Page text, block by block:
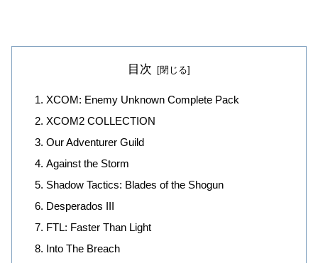
目次
XCOM: Enemy Unknown Complete Pack
XCOM2 COLLECTION
Our Adventurer Guild
Against the Storm
Shadow Tactics: Blades of the Shogun
Desperados III
FTL: Faster Than Light
Into The Breach